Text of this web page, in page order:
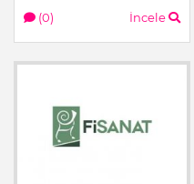
(0) İncele